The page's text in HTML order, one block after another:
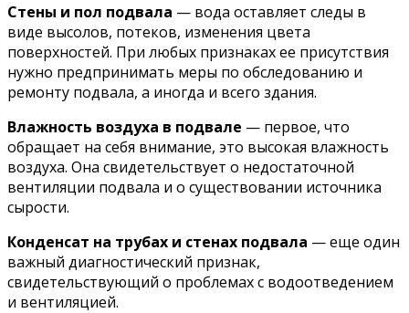
Стены и пол подвала — вода оставляет следы в
виде высолов, потеков, изменения цвета
поверхностей. При любых признаках ее присутствия
нужно предпринимать меры по обследованию и
ремонту подвала, а иногда и всего здания.
Влажность воздуха в подвале — первое, что
обращает на себя внимание, это высокая влажность
воздуха. Она свидетельствует о недостаточной
вентиляции подвала и о существовании источника
сырости.
Конденсат на трубах и стенах подвала — еще один
важный диагностический признак,
свидетельствующий о проблемах с водоотведением
и вентиляцией.